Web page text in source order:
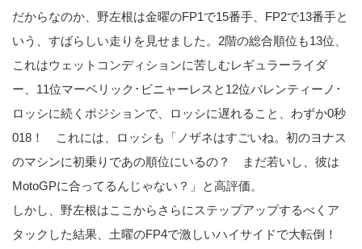
だからなのか、野左根は金曜のFP1で15番手、FP2で13番手と
いう、すばらしい走りを見せました。2階の総合順位も13位、
これはウェットコンディションに苦しむレギュラーライダ
ー、11位マーベリック･ビニャーレスと12位バレンティーノ･
ロッシに続くポジションで、ロッシに遅れること、わずか0秒
018！ これには、ロッシも「ノザネはすごいね。初のヨナス
のマシンに初乗りであの順位にいるの？ まだ若いし、彼は
MotoGPに合ってるんじゃない？」と高評価。
しかし、野左根はここからさらにステップアップするべくア
タックした結果、土曜のFP4で激しいハイサイドで大転倒！